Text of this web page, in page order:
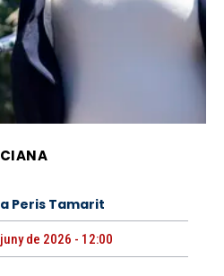
Peris Tamarit
de 2026 - 12:00